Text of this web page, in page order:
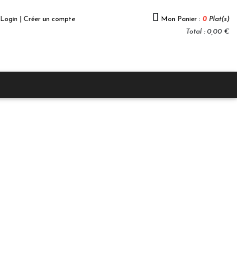
Login | Créer un compte Mon Panier : 0 Plat(s)
Total : 0,00 €